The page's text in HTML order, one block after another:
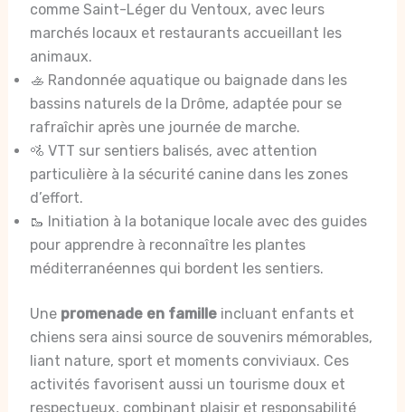
comme Saint-Léger du Ventoux, avec leurs
marchés locaux et restaurants accueillant les
animaux.
🚣 Randonnée aquatique ou baignade dans les
bassins naturels de la Drôme, adaptée pour se
rafraîchir après une journée de marche.
🚵 VTT sur sentiers balisés, avec attention
particulière à la sécurité canine dans les zones
d’effort.
🥾 Initiation à la botanique locale avec des guides
pour apprendre à reconnaître les plantes
méditerranéennes qui bordent les sentiers.
Une promenade en familleincluant enfants et
chiens sera ainsi source de souvenirs mémorables,
liant nature, sport et moments conviviaux. Ces
activités favorisent aussi un tourisme doux et
respectueux, combinant plaisir et responsabilité